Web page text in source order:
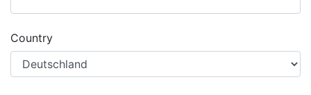
Country